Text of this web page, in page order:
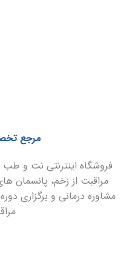
مرجع
فروشگاه اینترنتی نت و
مراقبت از زخم، پانسمان
مشاوره درمانی و برگزاری